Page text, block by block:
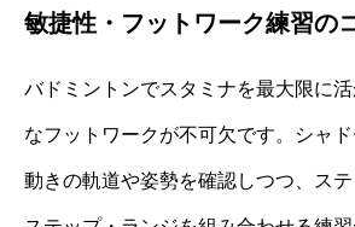
敏捷性・フットワーク練習の
バドミントンでスタミナを最大限に
なフットワークが不可欠です。シャ
動きの軌道や姿勢を確認しつつ、ス